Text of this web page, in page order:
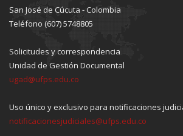
San José de Cúcuta - Colombia
Teléfono (607) 5748805
Solicitudes y correspondencia
Unidad de Gestión Documental
ugad@ufps.edu.co
Uso único y exclusivo para notificaciones
notificacionesjudiciales@ufps.edu.co